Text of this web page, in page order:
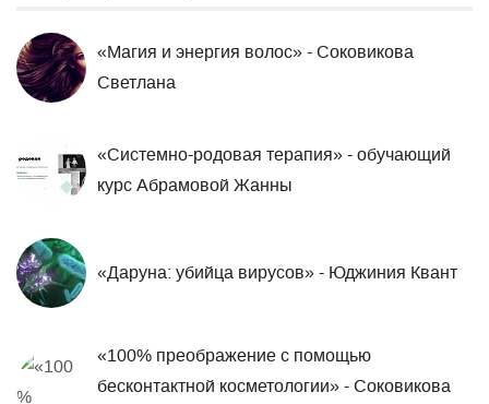
«Магия и энергия волос» - Соковикова
Светлана
«Системно-родовая терапия» - обучающий
курс Абрамовой Жанны
«Даруна: убийца вирусов» - Юджиния Квант
«100% преображение ​с помощью
бесконтактной косметологии» - Соковикова